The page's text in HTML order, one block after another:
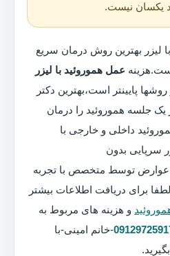
یکسان نیست.
لیزر بهترین روش درمان سریع
عمل هموروئید با لیزر
پایینتر است،بهترین دکتر
یک جلسه هموروئید را درمان
داخلی و خارجی با
سرپایی بدون
عوارض توسط متخصص با تجربه
برای دریافت اطلاعات بیشتر
و هزینه های مربوط به
-خانم امینی-با